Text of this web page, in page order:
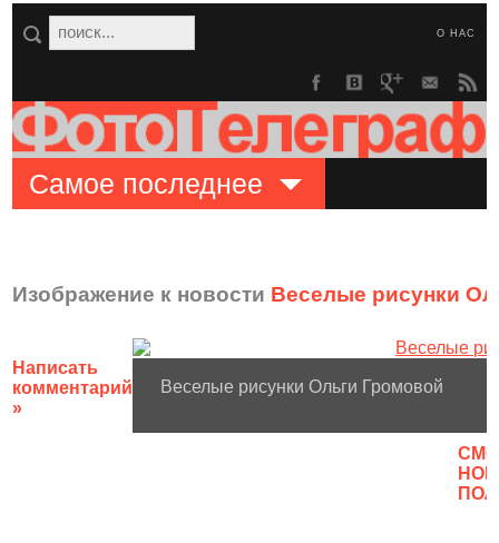
О НАС
Самое последнее
Изображение к новости Веселые рисунки
Написать
комментарий
»
Веселые рисунки Ольги Громовой